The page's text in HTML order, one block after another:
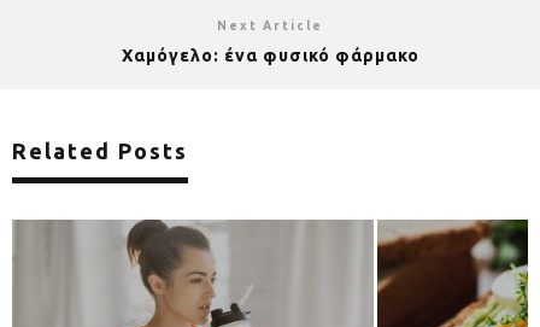
Next Article
Χαμόγελο: ένα φυσικό φάρμακο
Related Posts